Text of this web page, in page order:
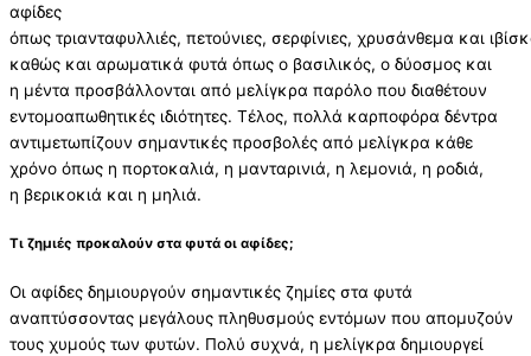
αφίδες
όπως τριανταφυλλιές, πετούνιες, σερφίνιες, χρυσάνθεμα και
καθώς και αρωματικά φυτά όπως ο βασιλικός, ο δύοσμος και
η μέντα προσβάλλονται από μελίγκρα παρόλο που διαθέτουν
εντομοαπωθητικές ιδιότητες. Τέλος, πολλά καρποφόρα δέντρα
αντιμετωπίζουν σημαντικές προσβολές από μελίγκρα κάθε
χρόνο όπως η πορτοκαλιά, η μανταρινιά, η λεμονιά, η ροδιά,
η βερικοκιά και η μηλιά.
Τι ζημιές προκαλούν στα φυτά οι αφίδες;
Οι αφίδες δημιουργούν σημαντικές ζημίες στα φυτά
αναπτύσσοντας μεγάλους πληθυσμούς εντόμων που απομυζούν
τους χυμούς των φυτών. Πολύ συχνά, η μελίγκρα δημιουργεί